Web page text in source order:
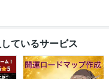
ているサービス